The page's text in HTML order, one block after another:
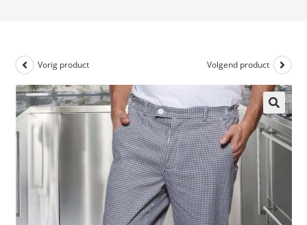
Vorig product Volgend product